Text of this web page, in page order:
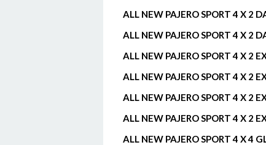
ALL NEW PAJERO SPORT 4 X 2
ALL NEW PAJERO SPORT 4 X 2
ALL NEW PAJERO SPORT 4 X 2
ALL NEW PAJERO SPORT 4 X 2
ALL NEW PAJERO SPORT 4 X 2
ALL NEW PAJERO SPORT 4 X 2
ALL NEW PAJERO SPORT 4 X 4